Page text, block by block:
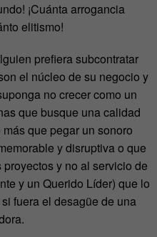
¡Cuánta arrogancia
elitismo!
prefiera subcontratar
el núcleo de su negocio y
no crecer como un
que busque una calidad
que pegar un sonoro
y disruptiva o que
y no al servicio de
y un Querido Líder) que lo
fuera el desagüe de una